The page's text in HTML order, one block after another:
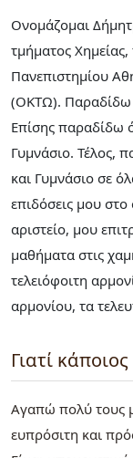
Ονομάζομαι
τμήματος
Πανεπιστημίου
(ΟΚΤΩ). Παραδίδω
Επίσης παραδίδω
Γυμνάσιο. Τέλος,
και Γυμνάσιο σε
επιδόσεις μου
αριστείο, μου
μαθήματα στις
τελειόφοιτη
αρμονίου, τα
Γιατί
Αγαπώ πολύ τους
ευπρόσιτη και